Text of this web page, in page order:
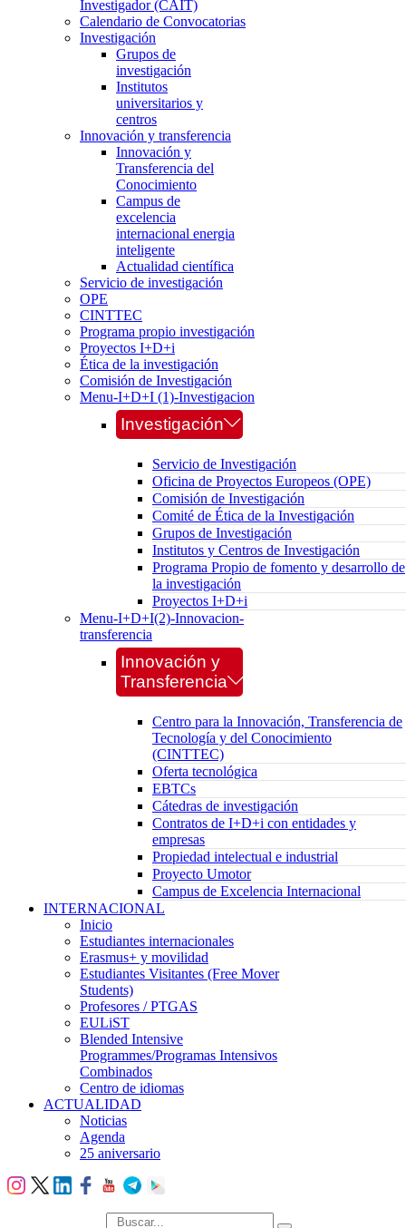
Investigador (CAIT)
Calendario de Convocatorias
Investigación
Grupos de
investigación
Institutos
universitarios y
centros
Innovación y transferencia
Innovación y
Transferencia del
Conocimiento
Campus de
excelencia
internacional energia
inteligente
Actualidad científica
Servicio de investigación
OPE
CINTTEC
Programa propio investigación
Proyectos I+D+i
Ética de la investigación
Comisión de Investigación
Menu-I+D+I (1)-Investigacion
Investigación
Servicio de Investigación
Oficina de Proyectos Europeos (OPE)
Comisión de Investigación
Comité de Ética de la Investigación
Grupos de Investigación
Institutos y Centros de Investigación
Programa Propio de fomento y desarrollo de
la investigación
Proyectos I+D+i
Menu-I+D+I(2)-Innovacion-
transferencia
Innovación y
Transferencia
Centro para la Innovación, Transferencia de
Tecnología y del Conocimiento
(CINTTEC)
Oferta tecnológica
EBTCs
Cátedras de investigación
Contratos de I+D+i con entidades y
empresas
Propiedad intelectual e industrial
Proyecto Umotor
Campus de Excelencia Internacional
INTERNACIONAL
Inicio
Estudiantes internacionales
Erasmus+ y movilidad
Estudiantes Visitantes (Free Mover
Students)
Profesores / PTGAS
EULiST
Blended Intensive
Programmes/Programas Intensivos
Combinados
Centro de idiomas
ACTUALIDAD
Noticias
Agenda
25 aniversario
búsqueda